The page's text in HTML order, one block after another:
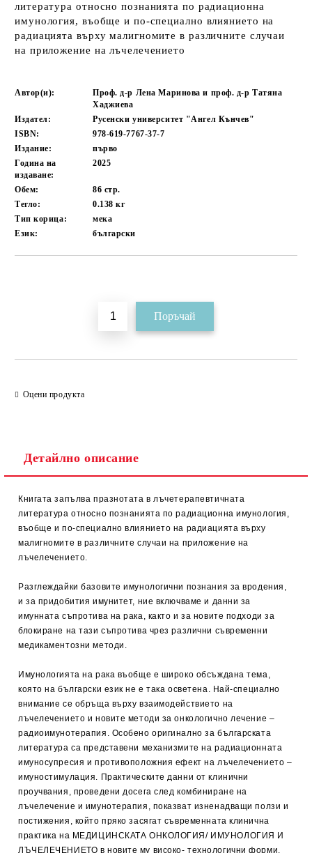
литература относно познанията по радиационна
имунология, въобще и по-специално влиянието на
радиацията върху малигномите в различните случаи
на приложение на лъчелечението
Автор(и):
Проф. д-р Лена Маринова и проф. д-р Татяна
Хаджиева
Издател:
Русенски университет "Ангел Кънчев"
ISBN:
978-619-7767-37-7
Издание:
първо
Година на
издаване:
2025
Обем: 86 стр.
Тегло:
0.138кг
Тип корица:
мека
Език:
български
Оцени продукта
Детайлно описание
Книгата запълва празнотата в лъчетерапевтичната
литература относно познанията по радиационна имунология,
въобще и по-специално влиянието на радиацията върху
малигномите в различните случаи на приложение на
лъчелечението.
Разглеждайки базовите имунологични познания за вродения,
и за придобития имунитет, ние включваме и данни за
имунната съпротива на рака, както и за новите подходи за
блокиране на тази съпротива чрез различни съвременни
медикаментозни методи.
Имунологията на рака въобще е широко обсъждана тема,
която на български език не е така осветена. Най-специално
внимание се обръща върху взаимодействието на
лъчелечението и новите методи за онкологично лечение –
радиоимунотерапия. Особено оригинално за българската
литература са представени механизмите на радиационната
имуносупресия и противоположния ефект на лъчелечението –
имуностимулация. Практическите данни от клинични
проучвания, проведени досега след комбиниране на
лъчелечение и имунотерапия, показват изненадващи ползи и
постижения, който пряко засягат съвременната клинична
практика на МЕДИЦИНСКАТА ОНКОЛОГИЯ/ ИМУНОЛОГИЯ И
ЛЪЧЕЛЕЧЕНИЕТО в новите му високо- технологични форми.